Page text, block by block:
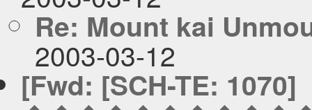
Re: Mount kai
2003-03-12
[Fwd: [SCH-TE: 1070]